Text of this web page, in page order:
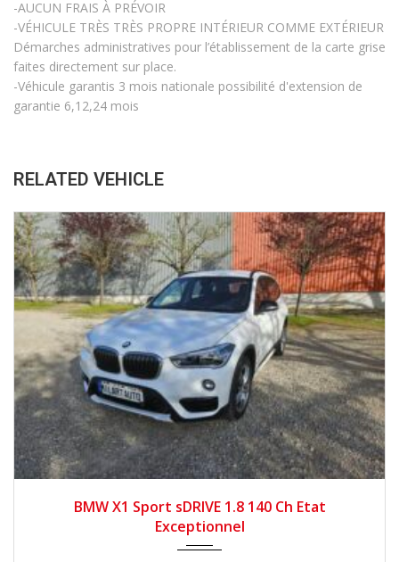
-AUCUN FRAIS À PRÉVOIR
-VÉHICULE TRÈS TRÈS PROPRE INTÉRIEUR COMME EXTÉRIEUR
Démarches administratives pour l’établissement de la carte grise
faites directement sur place.
-Véhicule garantis 3 mois nationale possibilité d'extension de
garantie 6,12,24 mois
RELATED VEHICLE
BMW X1 Sport sDRIVE 1.8 140 Ch Etat
Exceptionnel